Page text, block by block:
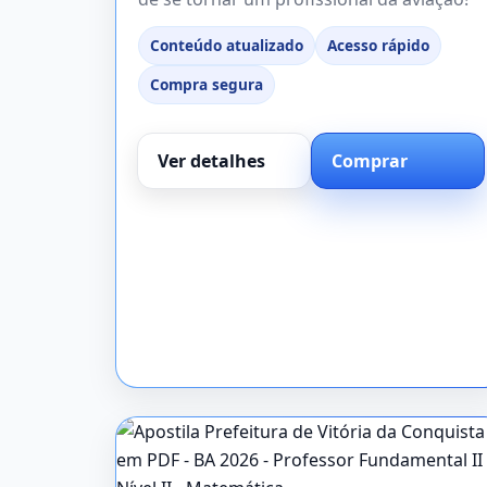
Conteúdo atualizado
Acesso rápido
Compra segura
Ver detalhes Comprar